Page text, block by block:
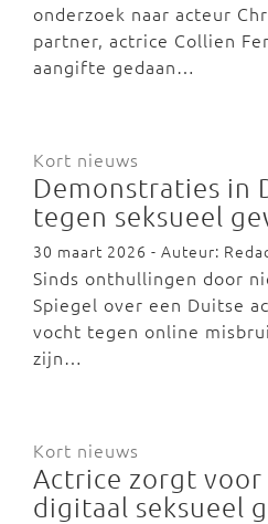
onderzoek naar acteur
partner, actrice Collien
aangifte gedaan…
Kort nieuws
Demonstraties in
tegen seksueel
30 maart 2026 - Auteur:
Sinds onthullingen door
Spiegel over een Duitse
vocht tegen online
zijn…
Kort nieuws
Actrice zorgt
digitaal seksueel